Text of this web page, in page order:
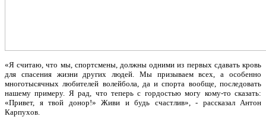
«Я считаю, что мы, спортсмены, должны одними из первых сдавать кровь
для спасения жизни других людей. Мы призываем всех, а особенно
многотысячных любителей волейбола, да и спорта вообще, последовать
нашему примеру. Я рад, что теперь с гордостью могу кому-то сказать:
«Привет, я твой донор!» Живи и будь счастлив», - рассказал Антон
Карпухов.